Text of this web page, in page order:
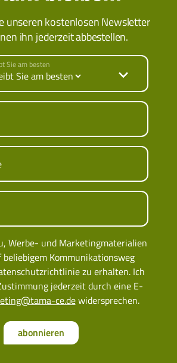
unseren kostenlosen Newsletter
ihn jederzeit abbestellen.
Sie am besten
Werbe- und Marketingmaterialien
beliebigem Kommunikationsweg
zu erhalten. Ich
jederzeit durch eine E-
ce.dewidersprechen.
abonnieren